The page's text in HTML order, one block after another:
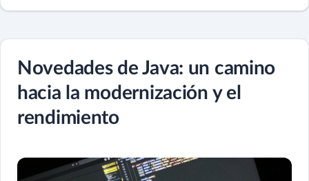
Novedades de Java: un camino
hacia la modernización y el
rendimiento